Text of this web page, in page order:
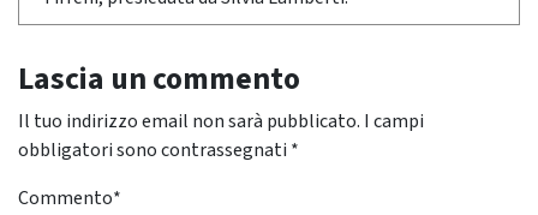
Lascia un commento
Il tuo indirizzo email non sarà pubblicato. I campi
obbligatori sono contrassegnati *
Commento*